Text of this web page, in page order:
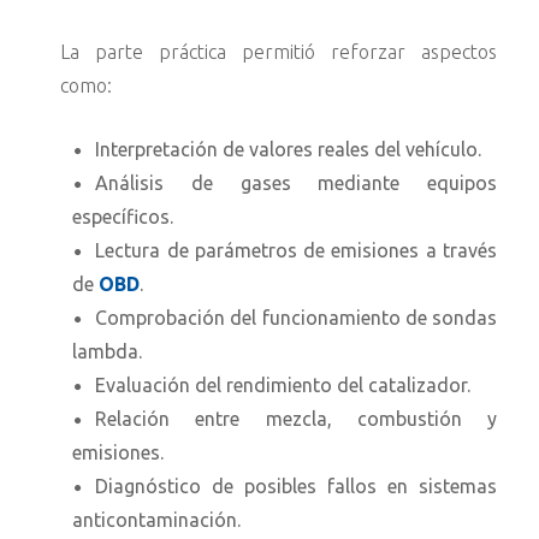
La parte práctica permitió reforzar aspectos
como:
Interpretación de valores reales del vehículo.
Análisis de gases mediante equipos
específicos.
Lectura de parámetros de emisiones a través
de OBD.
Comprobación del funcionamiento de sondas
lambda.
Evaluación del rendimiento del catalizador.
Relación entre mezcla, combustión y
emisiones.
Diagnóstico de posibles fallos en sistemas
anticontaminación.